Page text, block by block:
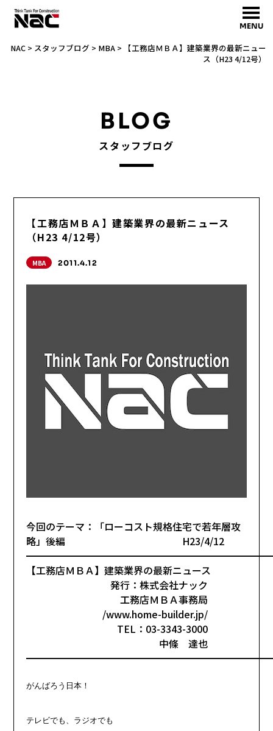
MENU
NAC> スタッフブログ > MBA>
【工務店ＭＢＡ】建築業界の最新ニュー
ス（H23 4/12号）
BLOG
スタッフブログ
【工務店ＭＢＡ】建築業界の最新ニュース
（H23 4/12号）
MBA 2011.4.12
今回のテーマ：「ローコスト規格住宅で若年層攻
略」後編 H23/4/12
【工務店ＭＢＡ】建築業界の最新ニュース
発行：株式会社ナック
工務店ＭＢＡ事務局
/www.home-builder.jp/
TEL：03-3343-3000
中條 達也
がんばろう日本！
テレビでも、ラジオでも